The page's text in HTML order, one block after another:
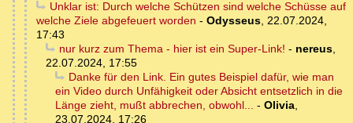
Unklar ist: Durch welche Schützen sind welche Schüsse auf
welche Ziele abgefeuert worden - Odysseus, 22.07.2024,
17:43
nur kurz zum Thema - hier ist ein Super-Link! - nereus,
22.07.2024, 17:55
Danke für den Link. Ein gutes Beispiel dafür, wie man
ein Video durch Unfähigkeit oder Absicht entsetzlich in die
Länge zieht, mußt abbrechen, obwohl... - Olivia,
23.07.2024, 17:26